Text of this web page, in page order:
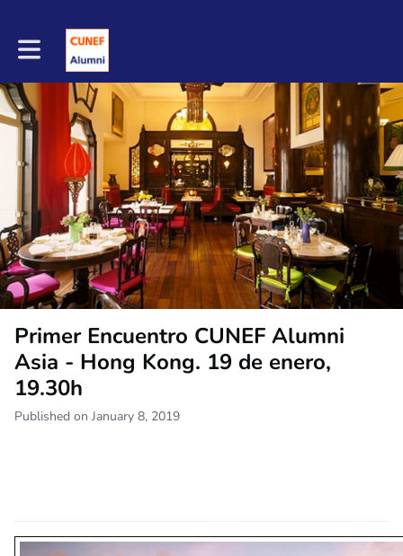
Toggle main navigation
Primer Encuentro CUNEF Alumni
Asia - Hong Kong. 19 de enero,
19.30h
Published on January 8, 2019